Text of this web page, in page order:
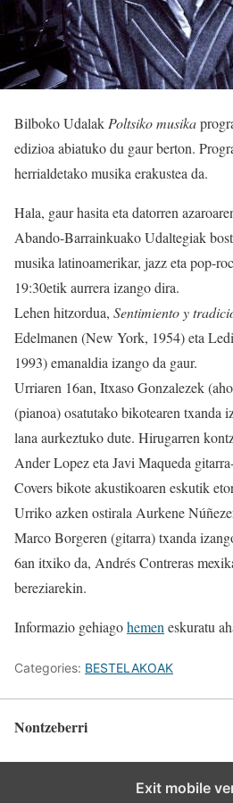
Bilboko Udalak Poltsiko musika
edizioa abiatuko du gaur berton.
herrialdetako musika erakustea da.
Hala, gaur hasita eta datorren
Abando-Barrainkuako Udaltegiak
musika latinoamerikar, jazz eta pop-
19:30etik aurrera izango dira.
Lehen hitzordua, Sentimiento y
Edelmanen (New York, 1954) eta
1993) emanaldia izango da gaur.
Urriaren 16an, Itxaso Gonzalezek
(pianoa) osatutako bikotearen txanda
lana aurkeztuko dute. Hirugarren
Ander Lopez eta Javi Maqueda
Covers bikote akustikoaren eskutik
Urriko azken ostirala Aurkene
Marco Borgeren (gitarra) txanda
6an itxiko da, Andrés Contreras
bereziarekin.
Informazio gehiagohemen eskuratu
Categories: BESTELAKOAK
Nontzeberri
Exit mobile